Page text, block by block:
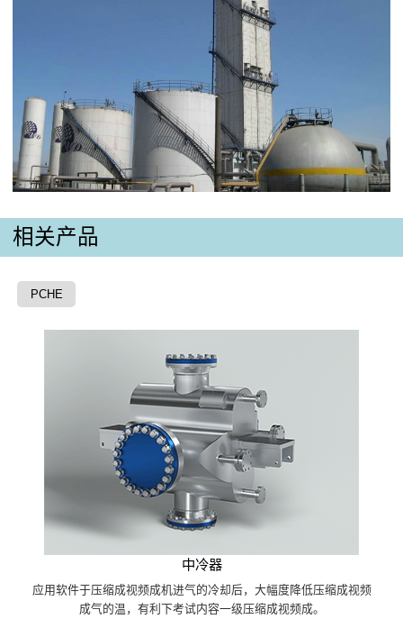
相关产品
PCHE
中冷器
应用软件于压缩成视频成机进气的冷却后，大幅度降低压缩成视频
成气的温，有利下考试内容一级压缩成视频成。